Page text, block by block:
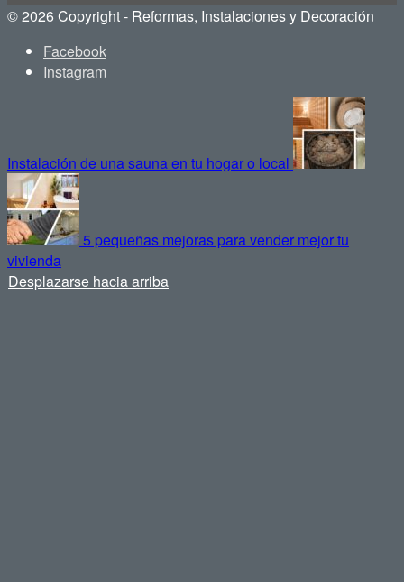
© 2026 Copyright - Reformas, Instalaciones y Decoración
Facebook
Instagram
Instalación de una sauna en tu hogar o local
5 pequeñas mejoras para vender mejor tu
vivienda
Desplazarse hacia arriba